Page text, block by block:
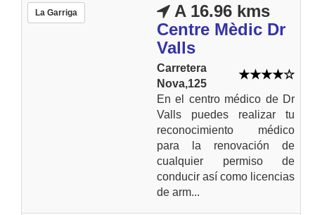
La Garriga
A 16.96 kms
Centre Mèdic Dr
Valls
Carretera
Nova,125
En el centro médico de Dr
Valls puedes realizar tu
reconocimiento médico
para la renovación de
cualquier permiso de
conducir así como licencias
de arm...